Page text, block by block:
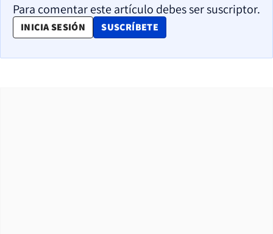
Para comentar este artículo debes ser suscriptor.
INICIA SESIÓN SUSCRÍBETE
OPENS IN NEW WINDOW